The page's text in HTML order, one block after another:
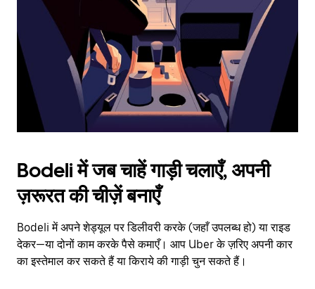
the
calendar.
Bodeli में जब चाहें गाड़ी चलाएँ, अपनी
ज़रूरत की चीज़ें बनाएँ
Bodeli में अपने शेड्यूल पर डिलीवरी करके (जहाँ उपलब्ध हो) या राइड
देकर—या दोनों काम करके पैसे कमाएँ। आप Uber के ज़रिए अपनी कार
का इस्तेमाल कर सकते हैं या किराये की गाड़ी चुन सकते हैं।